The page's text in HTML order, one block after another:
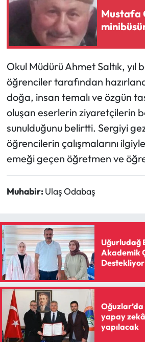
Mustafa
Okul Müdürü Ahmet Saltık, yıl
öğrenciler tarafından
doğa, insan temalı ve özgün
oluşan eserlerin ziyaretçilerin
sunulduğunu belirtti. Sergiyi
öğrencilerin çalışmalarını
emeği geçen öğretmen ve
Muhabir: Ulaş Odabaş
Uğurludağ
Akademik
Destekliyor
yapay
yapılacak
Resmi İlan
Resmi Reklam
Sağlık
Siyaset
Spor
Sungurlu Haberleri
Turizm
Uğurludağ Haberleri
Yaşam
Yayla Haber
Yemek Tarifleri
Yerel Haberler